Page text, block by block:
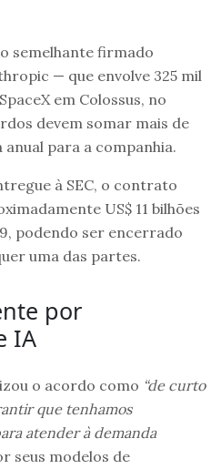
semelhante firmado
— que envolve 325 mil
em Colossus, no
devem somar mais de
anual para a companhia.
à SEC, o contrato
US$ 11 bilhões
podendo ser encerrado
uma das partes.
por
IA
o acordo como “de curto
que tenhamos
atender à demanda
seus modelos de